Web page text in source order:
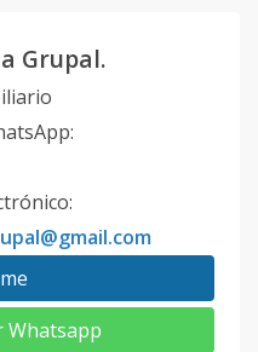
Grupal.
:
:
Whatsapp